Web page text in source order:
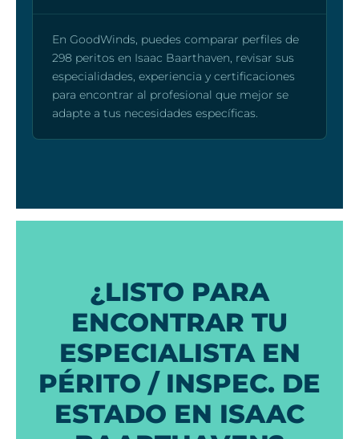
En GoodWinds, puedes comparar perfiles de
298 peritos en Isaac Baarthaven, revisar sus
especialidades, experiencia y certificaciones
para encontrar al profesional que mejor se
adapte a tus necesidades específicas.
¿LISTO PARA
ENCONTRAR TU
ESPECIALISTA EN
PÉRITO / INSPEC. DE
ESTADO EN ISAAC